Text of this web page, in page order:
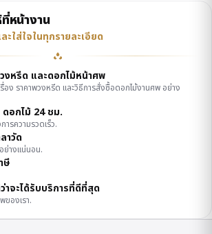
หน้างาน
ะใส่ใจในทุกรายละเอียด
งหรีด และดอกไม้หน้าศพ
อง ราคาพวงหรีด และวิธีการสั่งซื้อดอกไม้งานศพ อย่าง
ดอกไม้ 24 ชม.
รความรวดเร็ว.
าวัด
ย่างแน่นอน.
ษี
าจะได้รับบริการที่ดีที่สุด
ของเรา.